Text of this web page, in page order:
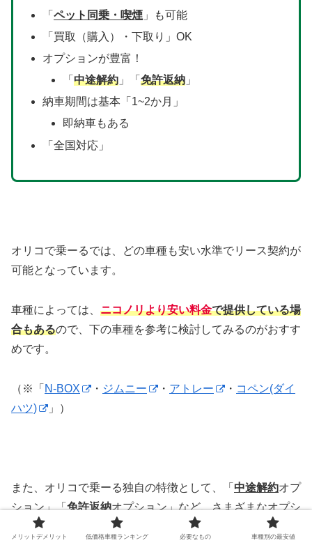
「 ペット同乗・喫煙」も可能
「買取（購入）・下取り」OK
オプションが豊富！
「中途解約 」「免許返納 」
納車期間は基本「1~2か月」
即納車もある
「全国対応」
オリコで乗ーるでは、
どの車種も安い水準でリース契約が
可能となっています。
車種によっては、 ニコノリより安い料金で提供している場
合もあるので、下の車種を参考に検討してみるのがおすす
めです。
（※「 N-BOX ・ ジムニー ・ アトレー ・ コペン(ダイ
ハツ)
」）
また、オリコで乗ーる独自の特徴として、「 中途解約オプ
ション」「免許返納オプション」など、さまざまなオプシ
ョンが用意されているメリットもあります。
メリットデメリット 低価格車種ランキング 必要なもの 車種別の最安値